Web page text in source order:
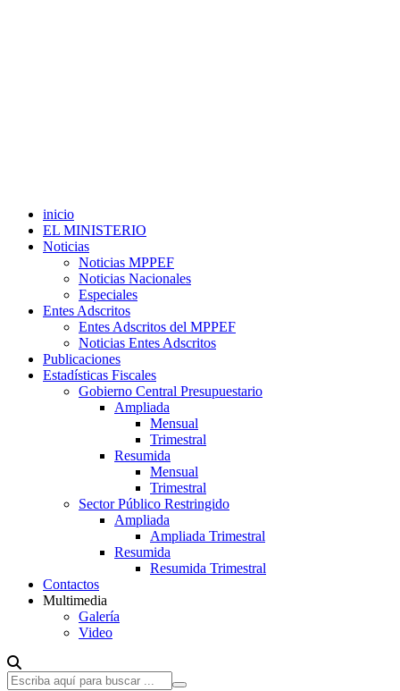
inicio
EL MINISTERIO
Noticias
Noticias MPPEF
Noticias Nacionales
Especiales
Entes Adscritos
Entes Adscritos del MPPEF
Noticias Entes Adscritos
Publicaciones
Estadísticas Fiscales
Gobierno Central Presupuestario
Ampliada
Mensual
Trimestral
Resumida
Mensual
Trimestral
Sector Público Restringido
Ampliada
Ampliada Trimestral
Resumida
Resumida Trimestral
Contactos
Multimedia
Galería
Video